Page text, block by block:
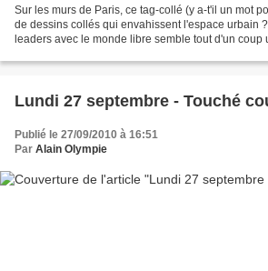
Sur les murs de Paris, ce tag-collé (y a-t'il un mot
de dessins collés qui envahissent l'espace urbain
leaders avec le monde libre semble tout d'un
Lundi 27 septembre - Touché
Publié le 27/09/2010 à 16:51
Par Alain Olympie